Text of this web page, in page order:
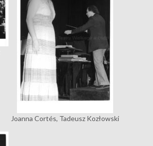
Joanna Cortés, Tadeusz Kozłowski